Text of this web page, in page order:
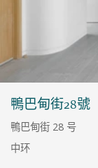
鴨巴甸街28號
鴨巴甸街 28 号
中环